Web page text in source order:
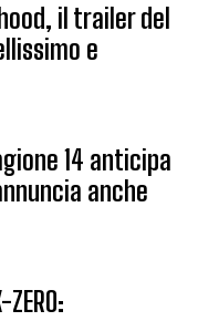
il trailer del
e
14 anticipa
anche